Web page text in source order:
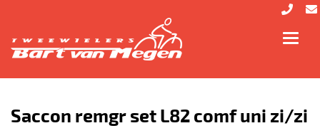
Saccon remgr set L82 comf uni zi/zi